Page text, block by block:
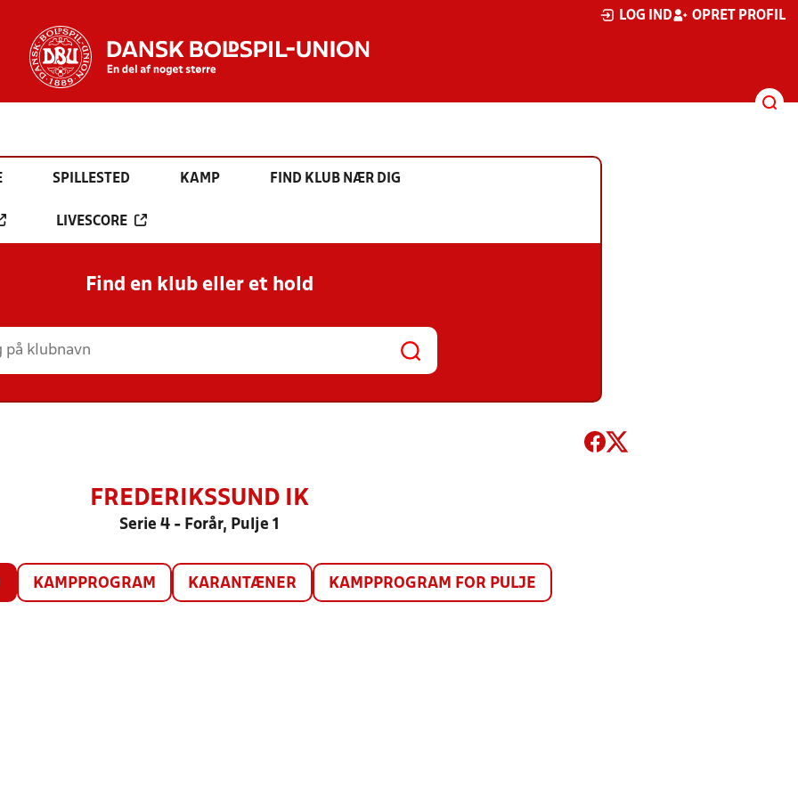
LOG IND OPRET PROFIL
SPILLESTED KAMP FIND KLUB NÆR DIG
LIVESCORE
Find en klub eller et hold
FREDERIKSSUND IK
Serie 4 - Forår, Pulje 1
KAMPPROGRAM KARANTÆNER KAMPPROGRAM FOR PULJE